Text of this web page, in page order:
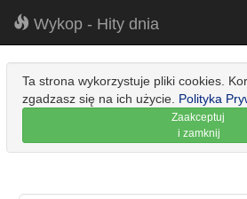
Wykop - Hity dnia
Ta strona wykorzystuje pliki cookies.
zgadzasz się na ich użycie. Polityka
Zaakceptuj
i zamknij